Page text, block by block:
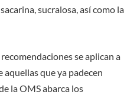
sucralosa, así como la
se aplican a
aquellas que ya padecen
la OMS abarca los